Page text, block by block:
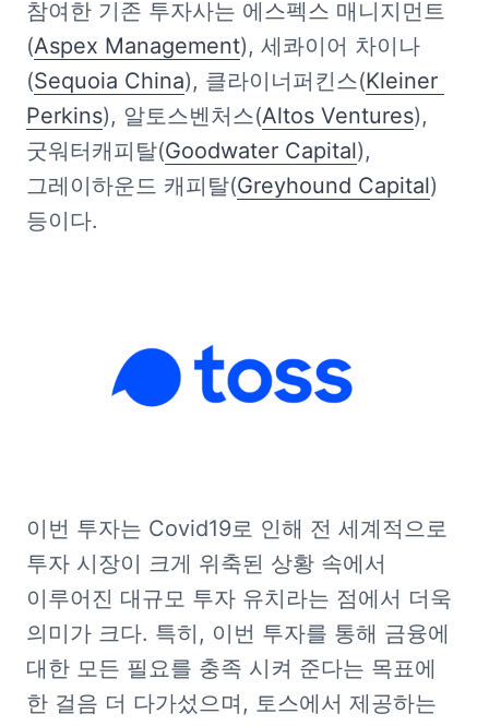
참여한 기존 투자사는 에스펙스 매니지먼트
(Aspex Management), 세콰이어 차이나
(Sequoia China), 클라이너퍼킨스(Kleiner
Perkins), 알토스벤처스(Altos Ventures),
굿워터캐피탈(Goodwater Capital),
그레이하운드 캐피탈(Greyhound Capital)
등이다.
이번 투자는 Covid19로 인해 전 세계적으로
투자 시장이 크게 위축된 상황 속에서
이루어진 대규모 투자 유치라는 점에서 더욱
의미가 크다. 특히, 이번 투자를 통해 금융에
대한 모든 필요를 충족 시켜 준다는 목표에
한 걸음 더 다가섰으며, 토스에서 제공하는